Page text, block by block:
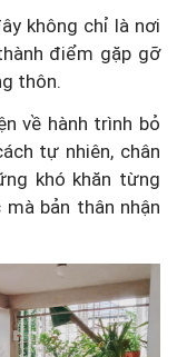
không chỉ là nơi
điểm gặp gỡ
thôn.
về hành trình bỏ
tự nhiên, chân
khó khăn từng
bản thân nhận